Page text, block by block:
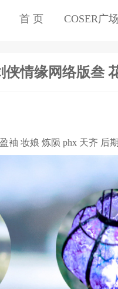
首 页 COSER广
侠情缘网络版叁
袖 妆娘 炼陨 phx 天齐 后